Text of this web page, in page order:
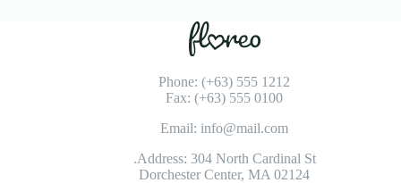
Phone: (+63) 555 1212
Fax: (+63) 555 0100
Email: info@mail.com
Address: 304 North Cardinal St.
Dorchester Center, MA 02124